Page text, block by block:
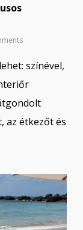
színével,
az étkezőt és